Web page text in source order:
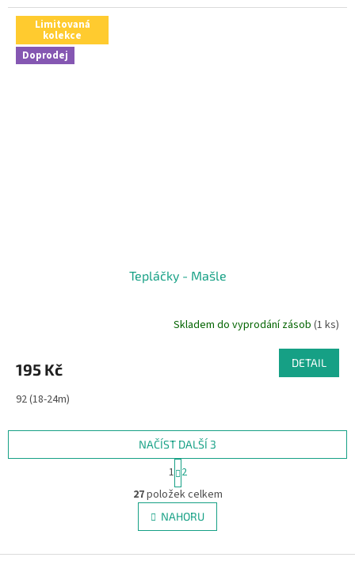
Limitovaná
kolekce
Doprodej
Tepláčky - Mašle
Skladem do vyprodání zásob (1 ks)
195 Kč DETAIL
92 (18-24m)
O
v
l
á
NAČÍST DALŠÍ 3
S
t
r
á
n
k
v
1 2
27položek celkem
NAHORU